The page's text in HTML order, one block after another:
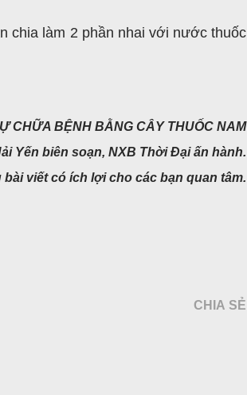
chia làm 2 phần nhai với nước thuốc
CHỮA BỆNH BẰNG CÂY THUỐC NAM
Yến biên soạn, NXB Thời Đại ấn hành.
bài viết có ích lợi cho các bạn quan tâm.
CHIA SẺ